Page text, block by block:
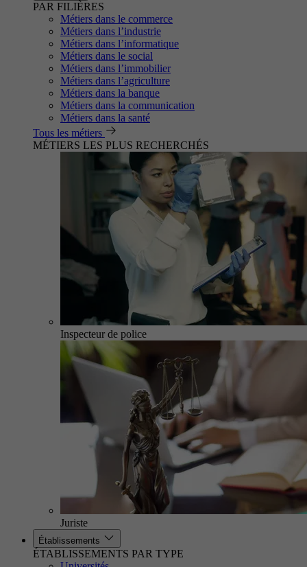
PAR FILIÈRES
Métiers dans le commerce
Métiers dans l’industrie
Métiers dans l’informatique
Métiers dans le social
Métiers dans l’immobilier
Métiers dans l’agriculture
Métiers dans la banque
Métiers dans la communication
Métiers dans la santé
Tous les métiers
MÉTIERS LES PLUS RECHERCHÉS
Inspecteur de police
Juriste
Établissements
ÉTABLISSEMENTS PAR TYPE